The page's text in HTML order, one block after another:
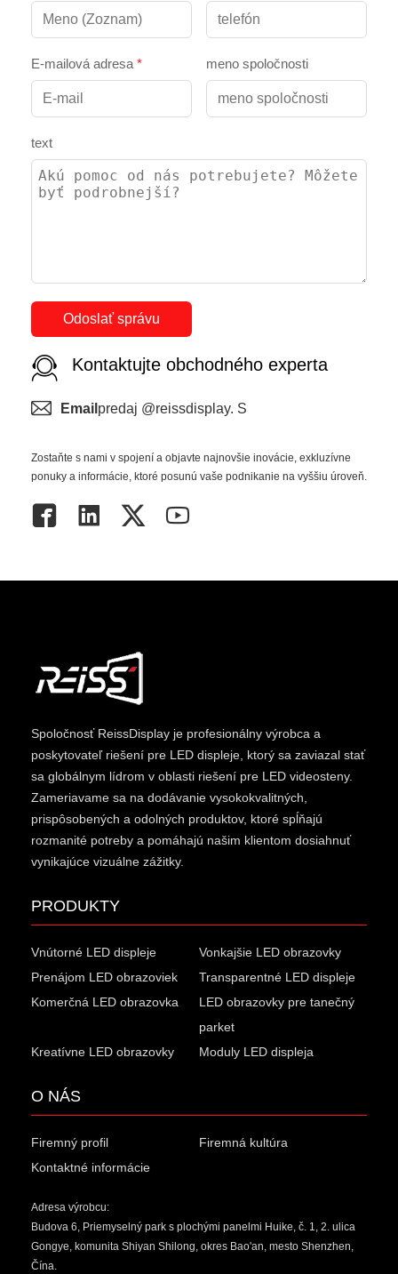
E-mailová adresa* meno spoločnosti
text
Odoslať správu
Kontaktujte obchodného experta
Email predaj @reissdisplay. S
Zostaňte s nami v spojení a objavte najnovšie inovácie, exkluzívne
ponuky a informácie, ktoré posunú vaše podnikanie na vyššiu úroveň.
Spoločnosť ReissDisplay je profesionálny výrobca a
poskytovateľ riešení pre LED displeje, ktorý sa zaviazal stať
sa globálnym lídrom v oblasti riešení pre LED videosteny.
Zameriavame sa na dodávanie vysokokvalitných,
prispôsobených a odolných produktov, ktoré spĺňajú
rozmanité potreby a pomáhajú našim klientom dosiahnuť
vynikajúce vizuálne zážitky.
PRODUKTY
Vnútorné LED displeje
Vonkajšie LED obrazovky
Prenájom LED obrazoviek
Transparentné LED displeje
Komerčná LED obrazovka
LED obrazovky pre tanečný
parket
Kreatívne LED obrazovky
Moduly LED displeja
O NÁS
Firemný profil
Firemná kultúra
Kontaktné informácie
Adresa výrobcu:
Budova 6, Priemyselný park s plochými panelmi Huike, č. 1, 2. ulica
Gongye, komunita Shiyan Shilong, okres Bao'an, mesto Shenzhen,
Čína.